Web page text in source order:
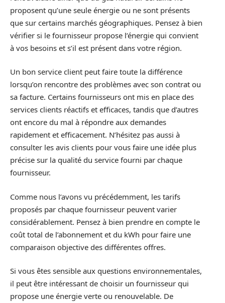
proposent qu’une seule énergie ou ne sont présents
que sur certains marchés géographiques. Pensez à bien
vérifier si le fournisseur propose l’énergie qui convient
à vos besoins et s’il est présent dans votre région.
Un bon service client peut faire toute la différence
lorsqu’on rencontre des problèmes avec son contrat ou
sa facture. Certains fournisseurs ont mis en place des
services clients réactifs et efficaces, tandis que d’autres
ont encore du mal à répondre aux demandes
rapidement et efficacement. N’hésitez pas aussi à
consulter les avis clients pour vous faire une idée plus
précise sur la qualité du service fourni par chaque
fournisseur.
Comme nous l’avons vu précédemment, les tarifs
proposés par chaque fournisseur peuvent varier
considérablement. Pensez à bien prendre en compte le
coût total de l’abonnement et du kWh pour faire une
comparaison objective des différentes offres.
Si vous êtes sensible aux questions environnementales,
il peut être intéressant de choisir un fournisseur qui
propose une énergie verte ou renouvelable. De